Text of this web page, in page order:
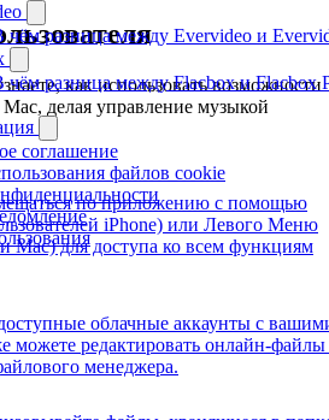
чём разница между Evervideo и
чём разница между Flacbox и Flacbox
соглашение
файлов cookie
как использовать возможности
делая управление музыкой
по приложению с помощью
iPhone) или Левого Меню
Mac) для доступа ко всем функциям
облачные аккаунты с
можете редактировать онлайн-файлы
менеджера.